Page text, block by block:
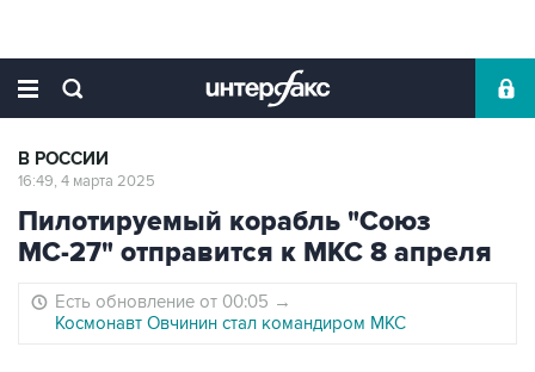
В РОССИИ
16:49, 4 марта 2025
Пилотируемый корабль "Союз
МС-27" отправится к МКС 8 апреля
Есть обновление от 00:05 →
Космонавт Овчинин стал командиром МКС